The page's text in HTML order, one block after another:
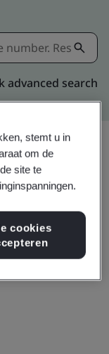
advanced search
Download
stemt u in
om de
site te
cookies